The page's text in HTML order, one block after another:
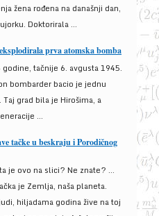
žena rođena na današnji dan,
Doktorirala ...
prva atomska bomba
godine, tačnije 6. avgusta 1945.
bombarder bacio je jednu
grad bila je Hirošima, a
...
tačke u beskraju i Porodičnog
je ovo na slici? Ne znate? …
je Zemlja, naša planeta.
hiljadama godina žive na toj